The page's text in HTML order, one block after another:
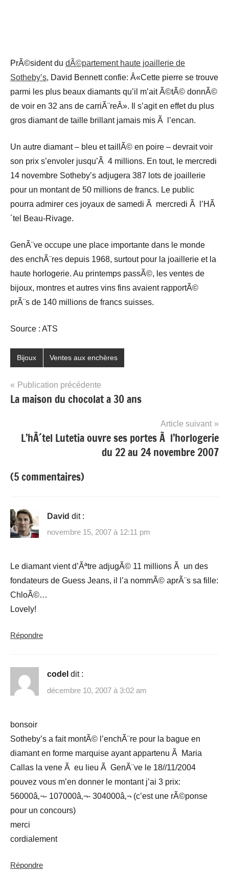
PrÃ©sident du dÃ©partement haute joaillerie de
Sotheby’s, David Bennett confie: Â«Cette pierre se trouve
parmi les plus beaux diamants qu’il m’ait Ã©tÃ© donnÃ©
de voir en 32 ans de carriÃ¨reÂ». Il s’agit en effet du plus
gros diamant de taille brillant jamais mis Ã l’encan.
Un autre diamant – bleu et taillÃ© en poire – devrait voir
son prix s’envoler jusqu’Ã 4 millions. En tout, le mercredi
14 novembre Sotheby’s adjugera 387 lots de joaillerie
pour un montant de 50 millions de francs. Le public
pourra admirer ces joyaux de samedi Ã mercredi Ã l’HÃ
´tel Beau-Rivage.
GenÃ¨ve occupe une place importante dans le monde
des enchÃ¨res depuis 1968, surtout pour la joaillerie et la
haute horlogerie. Au printemps passÃ©, les ventes de
bijoux, montres et autres vins fins avaient rapportÃ©
prÃ¨s de 140 millions de francs suisses.
Source : ATS
Bijoux Ventes aux enchères
Navigation
de
Publication précédente
La maison du chocolat a 30 ans
Article suivant
L’hÃ´tel Lutetia ouvre ses portes Ã l’horlogerie
du 22 au 24 novembre 2007
(5 commentaires)
David dit :
novembre 15, 2007 à 12:11 pm
Le diamant vient d’Ãªtre adjugÃ© 11 millions Ã un des
fondateurs de Guess Jeans, il l’a nommÃ© aprÃ¨s sa fille:
ChloÃ©…
Lovely!
Répondre
codel dit :
décembre 10, 2007 à 3:02 am
bonsoir
Sotheby’s a fait montÃ© l’enchÃ¨re pour la bague en
diamant en forme marquise ayant appartenu Ã Maria
Callas la vene Ã eu lieu Ã GenÃ¨ve le 18//11/2004
pouvez vous m’en donner le montant j’ai 3 prix:
56000â‚¬- 107000â‚¬- 304000â‚¬ (c’est une rÃ©ponse
pour un concours)
merci
cordialement
Répondre